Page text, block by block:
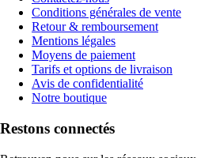
Conditions générales de vente
Retour & remboursement
Mentions légales
Moyens de paiement
Tarifs et options de livraison
Avis de confidentialité
Notre boutique
Restons connectés